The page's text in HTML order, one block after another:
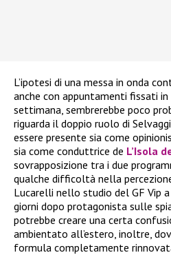
L’ipotesi di una messa in onda
anche con appuntamenti fissati
settimana, sembrerebbe poco
riguarda il doppio ruolo di
essere presente sia come
sia come conduttrice de L’Isola
sovrapposizione tra i due
qualche difficoltà nella
Lucarelli nello studio del GF Vip
giorni dopo protagonista sulle
potrebbe creare una certa
ambientato all’estero, inoltre,
formula completamente